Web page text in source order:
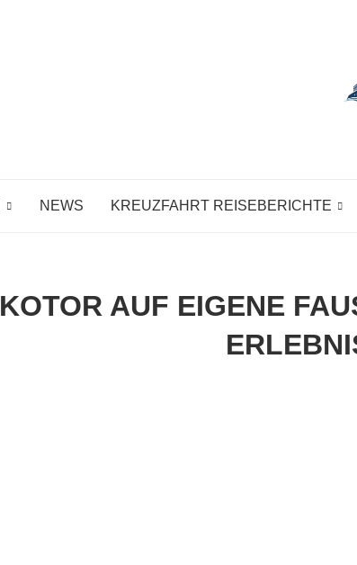
NEWS KREUZFAHRT REISEBERICHTE
KOTOR AUF EIGENE